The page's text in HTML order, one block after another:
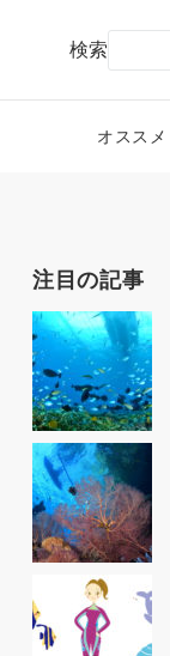
検索
オススメ
注目の記事